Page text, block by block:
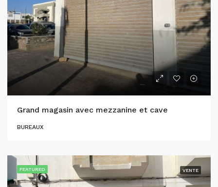
Grand magasin avec mezzanine et cave
BUREAUX
FEATURED VENTE